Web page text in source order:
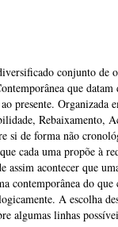
conjunto de
que datam
presente. Organizada
Rebaixamento,
si de forma não
cada uma propõe à
assim acontecer que
contemporânea do que
A escolha
algumas linhas